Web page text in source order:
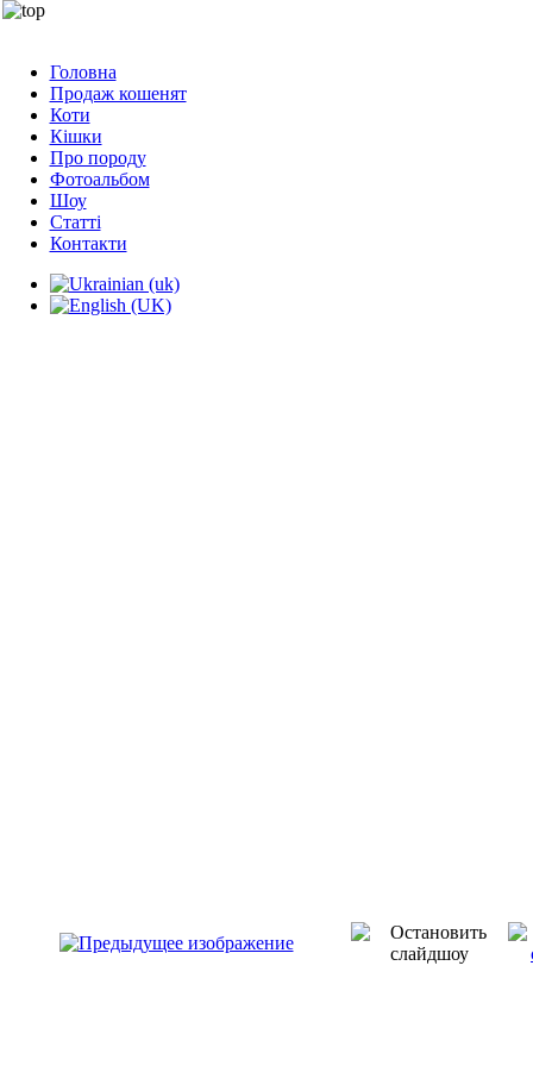
Головна
Продаж кошенят
Коти
Кішки
Про породу
Фотоальбом
Шоу
Статті
Контакти